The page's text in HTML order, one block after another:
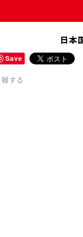
日本
Save
する